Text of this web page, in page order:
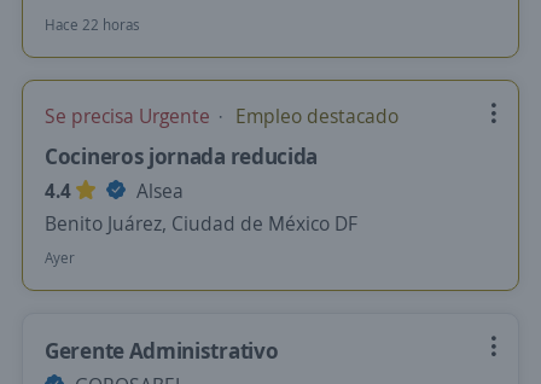
Hace 22 horas
Se precisa Urgente Empleo destacado
Cocineros jornada reducida
4.4
Alsea
Benito Juárez, Ciudad de México DF
Ayer
Gerente Administrativo